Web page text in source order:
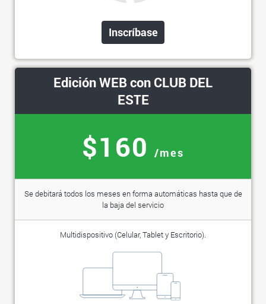
Inscríbase
Edición WEB con CLUB DEL
ESTE
$160 /mes
Se debitará todos los meses en forma automáticas hasta que de
la baja del servicio
Multidispositivo (Celular, Tablet y Escritorio).